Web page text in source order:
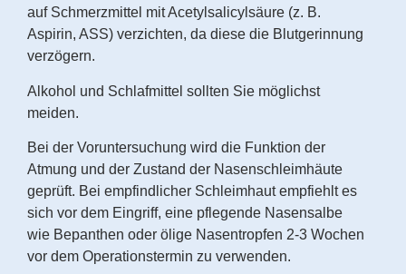
auf Schmerzmittel mit Acetylsalicylsäure (z. B.
Aspirin, ASS) verzichten, da diese die Blutgerinnung
verzögern.
Alkohol und Schlafmittel sollten Sie möglichst
meiden.
Bei der Voruntersuchung wird die Funktion der
Atmung und der Zustand der Nasenschleimhäute
geprüft. Bei empfindlicher Schleimhaut empfiehlt es
sich vor dem Eingriff, eine pflegende Nasensalbe
wie Bepanthen oder ölige Nasentropfen 2-3 Wochen
vor dem Operationstermin zu verwenden.